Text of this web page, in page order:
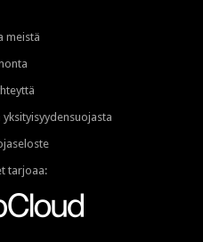
meistä
tarjoaa: